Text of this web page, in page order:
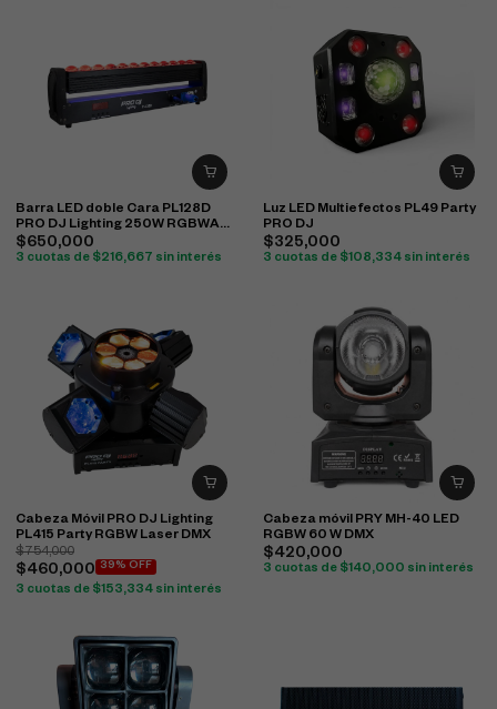
Barra LED doble Cara PL128D
PRO DJ Lighting 250W RGBWA
DMX 360
$650,000
3 cuotas de $216,667 sin interés
Luz LED Multiefectos PL49 Party
PRO DJ
$325,000
3 cuotas de $108,334 sin interés
Cabeza Móvil PRO DJ Lighting
PL415 Party RGBW Laser DMX
$754,000
$460,000 39% OFF
3 cuotas de $153,334 sin interés
Cabeza móvil PRY MH-40 LED
RGBW 60 W DMX
$420,000
3 cuotas de $140,000 sin interés